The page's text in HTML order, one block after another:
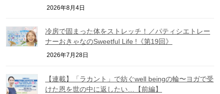
2026年8月4日
冷房で固まった体をストレッチ！／パティシエトレー
ナーおきゃなのSweetful Life !《第19回》
2026年7月28日
【連載】「ラカント」で紡ぐwell beingの輪〜ヨガで受
けた恩を世の中に返したい…【前編】